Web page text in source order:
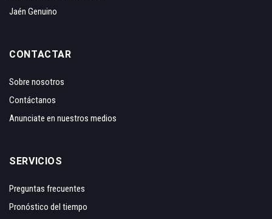
Jaén Genuino
CONTACTAR
Sobre nosotros
Contáctanos
Anunciate en nuestros medios
SERVICIOS
Preguntas frecuentes
Pronóstico del tiempo